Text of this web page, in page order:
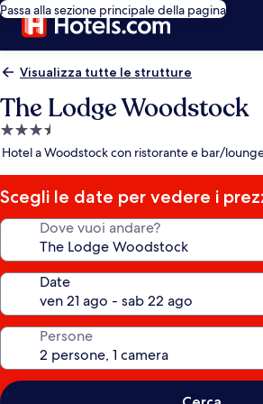
Passa alla sezione principale della pagina
Visualizza tutte le strutture
The Lodge Woodstock
Struttura
a
stelle
Hotel a Woodstock con ristorante e bar/
Scegli le date per vedere i
Dove vuoi andare?
Date
Persone